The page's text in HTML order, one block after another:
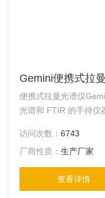
Gemini便携式拉
便携式拉曼光谱仪
光谱和 FTIR 的手持仪
访问次数：6743
厂商性质：生产厂家
查看详情